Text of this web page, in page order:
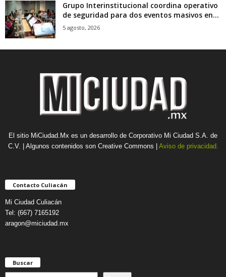
Grupo Interinstitucional coordina operativo
de seguridad para dos eventos masivos en...
5 agosto, 2026
El sitio MiCiudad.Mx es un desarrollo de Corporativo Mi Ciudad S.A. de
C.V. | Algunos contenidos son Creative Commons | Aviso de privacidad.
Contacto Culiacán
Mi Ciudad Culiacán
Tel: (667) 7165192
aragon@miciudad.mx
Buscar